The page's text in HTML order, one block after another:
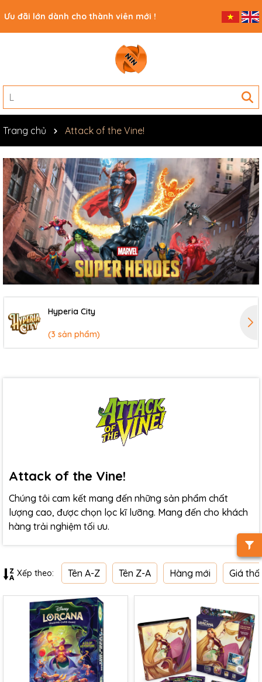
Ưu đãi lớn dành cho thành viên mới !
Trang chủ Attack of the Vine!
Hyperia City
(3 sản phẩm)
Attack of the Vine!
Chúng tôi cam kết mang đến những sản phẩm chất
lượng cao, được chọn lọc kĩ lưỡng. Mang đến cho khách
hàng trải nghiệm tối ưu.
Xếp theo: Tên A-Z Tên Z-A Hàng mới Giá